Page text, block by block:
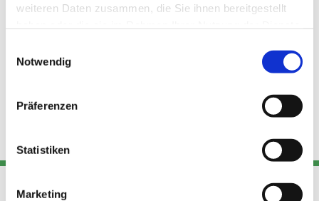
weiteren Daten zusammen, die Sie ihnen bereitgestellt
Notwendig
Präferenzen
Statistiken
Marketing